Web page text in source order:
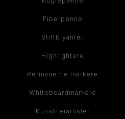
Fiberpenne
Stiftblyanter
Highlightere
Permanente markere
Whiteboardmarkere
Kunstnerartikler